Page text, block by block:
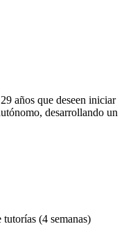
años que deseen iniciar
desarrollando un
(4 semanas)